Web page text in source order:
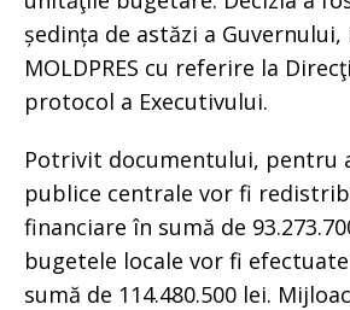
ședința de astăzi a
MOLDPRES cu referire la
protocol a Executivului.
Potrivit documentului, pentru
publice centrale vor fi
financiare în sumă de
bugetele locale vor fi
sumă de 114.480.500 lei.